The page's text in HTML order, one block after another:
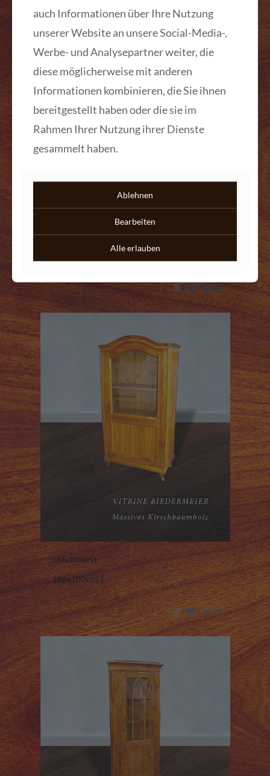
Tisch Nr. 002
Mehr lesen
188x100x051
188x100x051
Mehr lesen
auch Informationen über Ihre Nutzung
unserer Website an unsere Social-Media-,
Werbe- und Analysepartner weiter, die
diese möglicherweise mit anderen
Informationen kombinieren, die Sie ihnen
bereitgestellt haben oder die sie im
Rahmen Ihrer Nutzung ihrer Dienste
gesammelt haben.
Ablehnen
Bearbeiten
Alle erlauben